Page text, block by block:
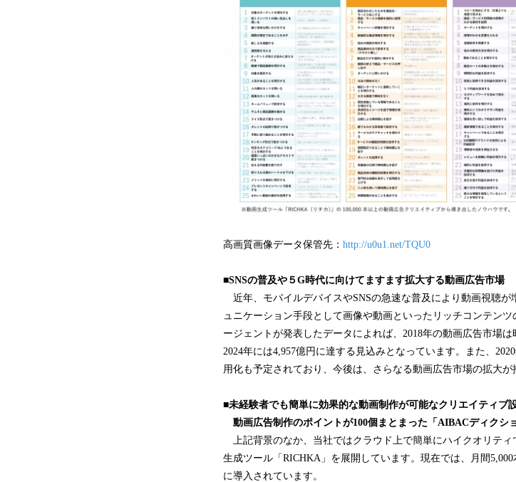
高画質画像データ保管先： http://u0u1.net/TQU0
■SNSの普及や５G時代に向けてますます拡大する動画広告市場
近年、モバイルデバイスやSNSの急速な普及により動画視聴が
ュニケーション手段として画像や動画といったリッチコンテン
ージェントが発表したデータによれば、2018年の動画広告市場は
2024年には4,957億円に達する見込みとなっています。また、
用化も予定されており、今後は、さらなる動画広告市場の拡大が
■未経験者でも簡単に効果的な動画制作が可能なクリエイティブ
動画広告制作のポイントが100個まとまった「AIBACディクシ
上記背景のなか、当社ではクラウド上で簡単にハイクオリティ
生成ツール「RICHKA」を展開しています。現在では、月間
に導入されています。